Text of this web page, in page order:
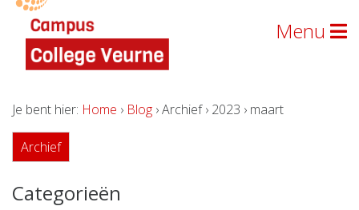
Menu
Je bent hier: Home › Blog › Archief › 2023 › maart
Archief
Categorieën